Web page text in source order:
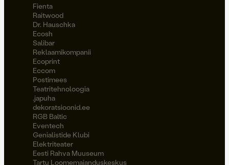
Fienta
Raitwood
Dr. Hauschka
Ecosh
Salibar
Reklaamikompanii
Ecoprint
Eccom
Postimees
Teatritehnoloogia
.japuha
dekoratsioonid.ee
RGB Baltic
Eventech
Genialistide Klubi
Elektriteater
Eesti Rahva Muuseum
Tartu Loomemajanduskeskus